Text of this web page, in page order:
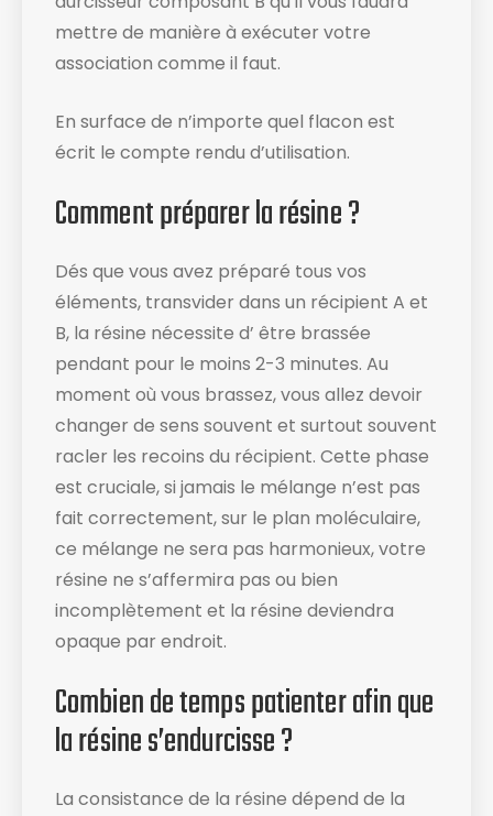
mettre de manière à exécuter votre
association comme il faut.
En surface de n’importe quel flacon est
écrit le compte rendu d’utilisation​.
Comment préparer la résine ?
Dés que vous avez préparé tous vos
éléments, transvider dans un récipient A et
B, la résine nécessite d’ être brassée
pendant pour le moins 2-3 minutes. Au
moment où vous brassez, vous allez devoir
changer de sens souvent et surtout souvent
racler les recoins du récipient​. Cette phase
est cruciale, si jamais le mélange n’est pas
fait correctement, sur le plan moléculaire,
ce mélange ne sera pas harmonieux, votre
résine ne s’affermira pas ou bien
incomplètement et la résine deviendra
opaque par endroit.
Combien de temps patienter afin que
la résine s’endurcisse ?
La consistance de la résine dépend de la